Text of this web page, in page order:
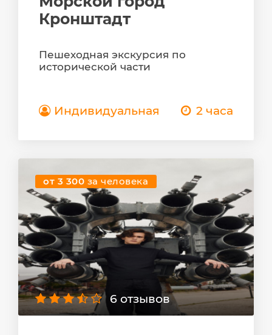
Кронштадт
Пешеходная экскурсия по
исторической части
Индивидуальная 2 часа
от 3 300 за человека
6 отзывов